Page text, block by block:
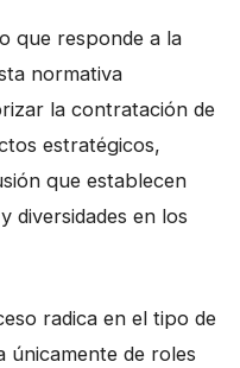
que responde a la
normativa
la contratación de
estratégicos,
que establecen
diversidades en los
radica en el tipo de
únicamente de roles